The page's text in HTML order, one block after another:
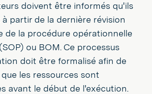
doivent être informés qu'ils
partir de la dernière révision
de la procédure opérationnelle
ou BOM. Ce processus
doit être formalisé afin de
les ressources sont
avant le début de l'exécution.